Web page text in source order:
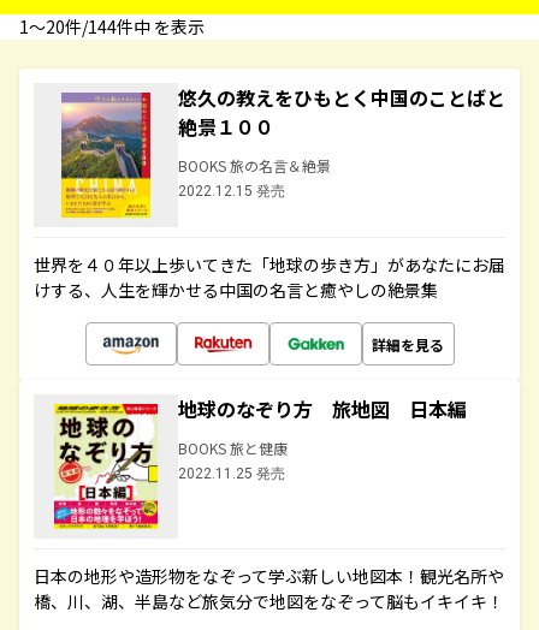
1〜20件/144件中 を表示
悠久の教えをひもとく中国のことばと
絶景１００
BOOKS 旅の名言＆絶景
2022.12.15 発売
世界を４０年以上歩いてきた「地球の歩き方」があなたにお届
けする、人生を輝かせる中国の名言と癒やしの絶景集
詳細を見る
地球のなぞり方 旅地図 日本編
BOOKS 旅と健康
2022.11.25 発売
日本の地形や造形物をなぞって学ぶ新しい地図本！観光名所や
橋、川、湖、半島など旅気分で地図をなぞって脳もイキイキ！